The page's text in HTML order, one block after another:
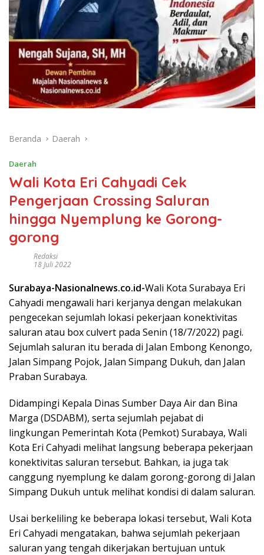
Beranda Daerah
Daerah
Wali Kota Eri Cahyadi Cek
Pengerjaan Crossing Saluran
hingga Nyemplung ke Gorong-
gorong
Redaksi
18 Juli 2022
Surabaya-Nasionalnews.co.id-Wali Kota Surabaya Eri
Cahyadi mengawali hari kerjanya dengan melakukan
pengecekan sejumlah lokasi pekerjaan konektivitas
saluran atau box culvert pada Senin (18/7/2022) pagi.
Sejumlah saluran itu berada di Jalan Embong Kenongo,
Jalan Simpang Pojok, Jalan Simpang Dukuh, dan Jalan
Praban Surabaya.
Didampingi Kepala Dinas Sumber Daya Air dan Bina
Marga (DSDABM), serta sejumlah pejabat di
lingkungan Pemerintah Kota (Pemkot) Surabaya, Wali
Kota Eri Cahyadi melihat langsung beberapa pekerjaan
konektivitas saluran tersebut. Bahkan, ia juga tak
canggung nyemplung ke dalam gorong-gorong di Jalan
Simpang Dukuh untuk melihat kondisi di dalam saluran.
Usai berkeliling ke beberapa lokasi tersebut, Wali Kota
Eri Cahyadi mengatakan, bahwa sejumlah pekerjaan
saluran yang tengah dikerjakan bertujuan untuk